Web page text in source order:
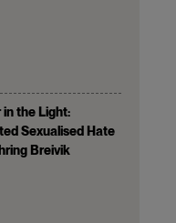
in the Light:
Sexualised Hate
Breivik